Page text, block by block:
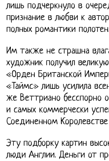
лишь подчеркнуло в
признание в любви к
полных романтики полотен.
Им также не страшна
художник получил
«Орден Британской
«Таймс» лишь усилила
же Веттриано бесспорно
и самых коммерчески
Соединенном Королевстве
Эту подборку картин
люди Англии. Деньги от